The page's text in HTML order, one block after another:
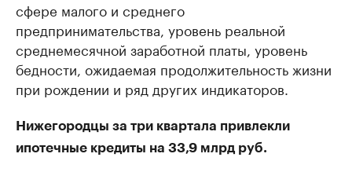
сфере малого и среднего
предпринимательства, уровень реальной
среднемесячной заработной платы, уровень
бедности, ожидаемая продолжительность жизни
при рождении и ряд других индикаторов.
Нижегородцы за три квартала привлекли
ипотечные кредиты на 33,9 млрд руб.